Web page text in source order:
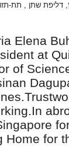
שתן , תת-
Elena
at
of
Home for